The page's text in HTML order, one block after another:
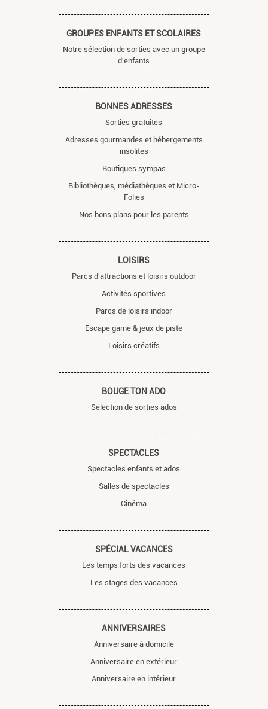
GROUPES ENFANTS ET SCOLAIRES
Notre sélection de sorties avec un groupe
d'enfants
BONNES ADRESSES
Sorties gratuites
Adresses gourmandes et hébergements
insolites
Boutiques sympas
Bibliothèques, médiathèques et Micro-
Folies
Nos bons plans pour les parents
LOISIRS
Parcs d'attractions et loisirs outdoor
Activités sportives
Parcs de loisirs indoor
Escape game & jeux de piste
Loisirs créatifs
BOUGE TON ADO
Sélection de sorties ados
SPECTACLES
Spectacles enfants et ados
Salles de spectacles
Cinéma
SPÉCIAL VACANCES
Les temps forts des vacances
Les stages des vacances
ANNIVERSAIRES
Anniversaire à domicile
Anniversaire en extérieur
Anniversaire en intérieur